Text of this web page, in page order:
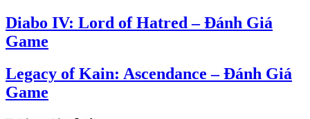
Diabo IV: Lord of Hatred – Đánh Giá
Game
Legacy of Kain: Ascendance – Đánh Giá
Game